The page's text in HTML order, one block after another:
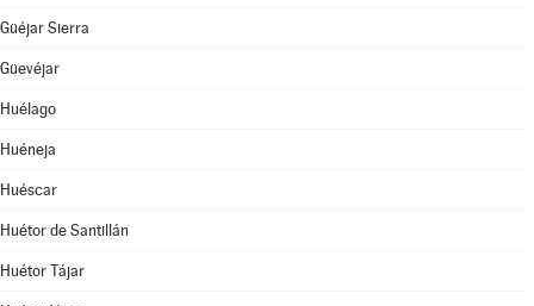
Güéjar Sierra
Güevéjar
Huélago
Huéneja
Huéscar
Huétor de Santillán
Huétor Tájar